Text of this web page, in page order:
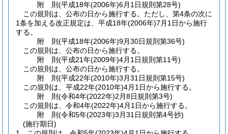
附 則(平成18年(2006年)6月1日規則第28号)
この規則は、公布の日から施行する。 ただし、第4条の次に
1条を加える改正規定は、平成18年(2006年)7月1日から施行
する。
附 則(平成18年(2006年)9月30日規則第36号)
この規則は、公布の日から施行する。
附 則(平成21年(2009年)4月1日規則第11号)
この規則は、公布の日から施行する。
附 則(平成22年(2010年)3月31日規則第15号)
この規則は、平成22年(2010年)4月1日から施行する。
附 則(令和4年(2022年)2月8日規則第3号)
この規則は、令和4年(2022年)4月1日から施行する。
附 則(令和5年(2023年)3月31日規則第4号抄)
(施行期日)